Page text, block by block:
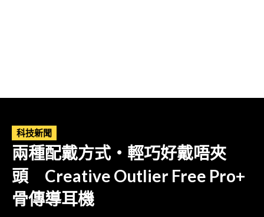
科技新聞
兩種配戴方式・輕巧好戴唔夾
頭 Creative Outlier Free Pro+
骨傳導耳機